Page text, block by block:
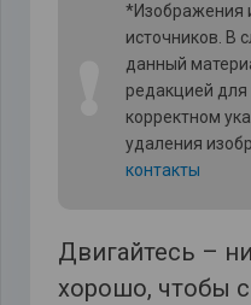
*Изображения
источников. В
данный
редакцией
корректном
удаления
контакты
Двигайтесь –
хорошо, чтобы